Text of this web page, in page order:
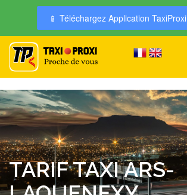
📱 Téléchargez Application TaxiProxi
TARIF TAXI ARS-